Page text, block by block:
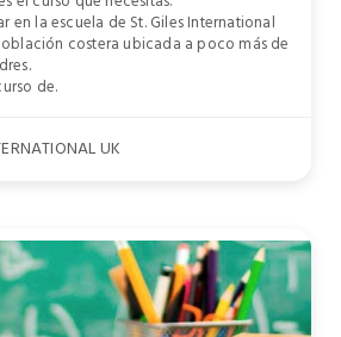
en la escuela de St. Giles International
costera ubicada a poco más de
de.
UK